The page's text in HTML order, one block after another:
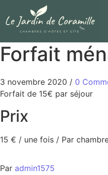
Forfait
3 novembre 2020 / 0
Forfait de 15€ par séjour
Prix
15 € / une fois / Par
Par admin1575